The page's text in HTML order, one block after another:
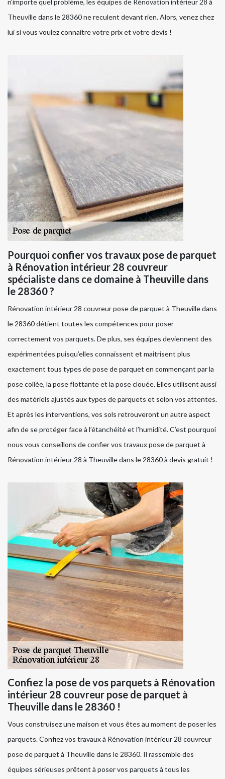
n’importe quel problème, les équipes de Rénovation intérieur 28 à
Theuville dans le 28360 ne reculent devant rien. Alors, venez chez
lui si vous voulez connaitre votre prix et votre devis !
Pourquoi confier vos travaux pose de parquet
à Rénovation intérieur 28 couvreur
spécialiste dans ce domaine à Theuville dans
le 28360 ?
Rénovation intérieur 28 couvreur pose de parquet à Theuville dans
le 28360 détient toutes les compétences pour poser
correctement vos parquets. De plus, ses équipes deviennent des
expérimentées puisqu’elles connaissent et maitrisent plus
exactement tous types de pose de parquet en commençant par la
pose collée, la pose flottante et la pose clouée. Elles utilisent aussi
des matériels ajustés aux types de parquets et selon vos attentes.
Et après les interventions, vos sols retrouveront un autre aspect
afin de se protéger face à l’étanchéité et l’humidité. C’est pourquoi
nous vous conseillons de confier vos travaux pose de parquet à
Rénovation intérieur 28 à Theuville dans le 28360 à devis gratuit !
Confiez la pose de vos parquets à Rénovation
intérieur 28 couvreur pose de parquet à
Theuville dans le 28360 !
Vous construisez une maison et vous êtes au moment de poser les
parquets. Confiez vos travaux à Rénovation intérieur 28 couvreur
pose de parquet à Theuville dans le 28360. Il rassemble des
équipes sérieuses prêtent à poser vos parquets à tous les